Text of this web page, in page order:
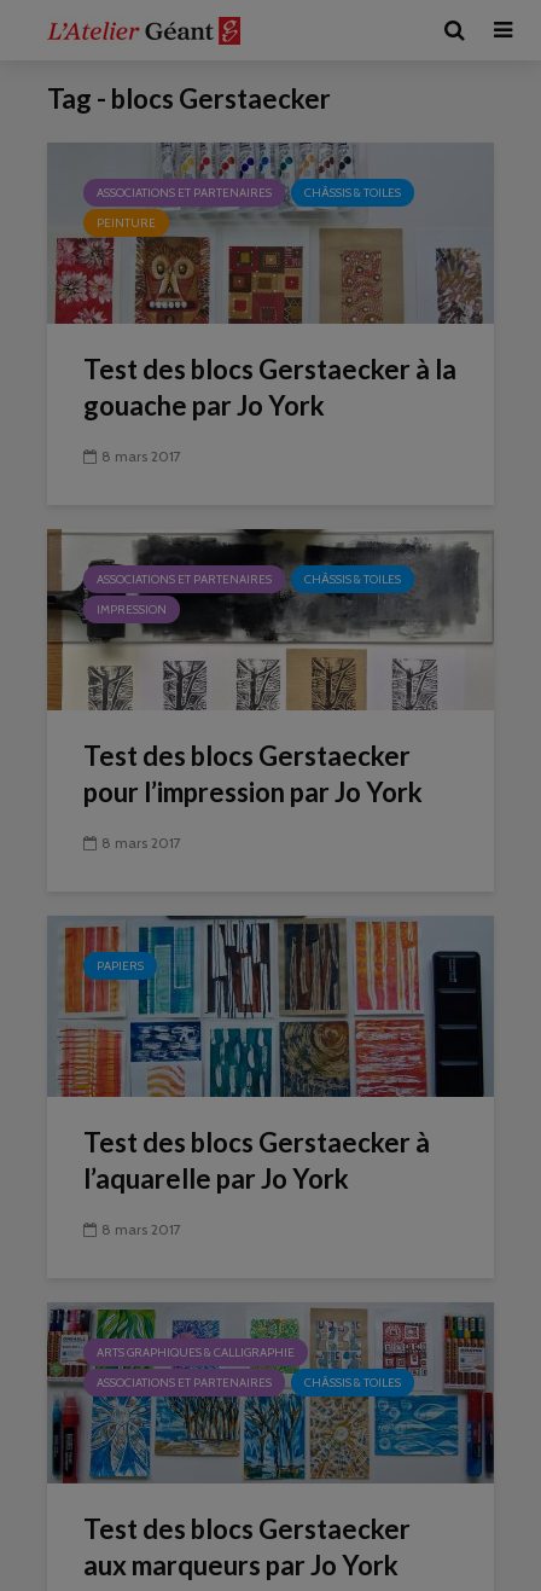
Tag - blocs Gerstaecker
ASSOCIATIONS ET PARTENAIRES
CHÂSSIS & TOILES
PEINTURE
Test des blocs Gerstaecker à la
gouache par Jo York
8 mars 2017
ASSOCIATIONS ET PARTENAIRES
CHÂSSIS & TOILES
IMPRESSION
Test des blocs Gerstaecker
pour l’impression par Jo York
8 mars 2017
PAPIERS
Test des blocs Gerstaecker à
l’aquarelle par Jo York
8 mars 2017
ARTS GRAPHIQUES & CALLIGRAPHIE
ASSOCIATIONS ET PARTENAIRES
CHÂSSIS & TOILES
Test des blocs Gerstaecker
aux marqueurs par Jo York